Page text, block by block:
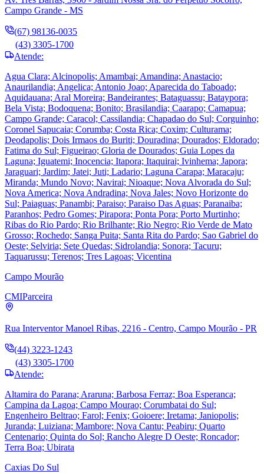
Campo Grande - MS
(67) 98136-0035
(43) 3305-1700
Atende:
Agua Clara; Alcinopolis; Amambai; Amandina; Anastacio;
Anaurilandia; Angelica; Antonio Joao; Aparecida do Taboado;
Aquidauana; Aral Moreira; Bandeirantes; Bataguassu; Bataypora;
Bela Vista; Bodoquena; Bonito; Brasilandia; Caarapo; Camapua;
Campo Grande; Caracol; Cassilandia; Chapadao do Sul; Corguinho;
Coronel Sapucaia; Corumba; Costa Rica; Coxim; Culturama;
Deodapolis; Dois Irmaos do Buriti; Douradina; Dourados; Eldorado;
Fatima do Sul; Figueirao; Gloria de Dourados; Guia Lopes da
Laguna; Iguatemi; Inocencia; Itapora; Itaquirai; Ivinhema; Japora;
Jaraguari; Jardim; Jatei; Juti; Ladario; Laguna Carapa; Maracaju;
Miranda; Mundo Novo; Navirai; Nioaque; Nova Alvorada do Sul;
Nova America; Nova Andradina; Nova Jales; Novo Horizonte do
Sul; Paiaguas; Panambi; Paraiso; Paraiso Das Aguas; Paranaiba;
Paranhos; Pedro Gomes; Pirapora; Ponta Pora; Porto Murtinho;
Ribas do Rio Pardo; Rio Brilhante; Rio Negro; Rio Verde de Mato
Grosso; Rochedo; Sanga Puita; Santa Rita do Pardo; Sao Gabriel do
Oeste; Selviria; Sete Quedas; Sidrolandia; Sonora; Tacuru;
Taquarussu; Terenos; Tres Lagoas; Vicentina
Campo Mourão
CMIParceira
Rua Interventor Manoel Ribas, 2216 - Centro, Campo Mourão - PR
(44) 3223-1243
(43) 3305-1700
Atende:
Altamira do Parana; Araruna; Barbosa Ferraz; Boa Esperanca;
Campina da Lagoa; Campo Mourao; Corumbatai do Sul;
Engenheiro Beltrao; Farol; Fenix; Goioere; Iretama; Janiopolis;
Juranda; Luiziana; Mambore; Nova Cantu; Peabiru; Quarto
Centenario; Quinta do Sol; Rancho Alegre D Oeste; Roncador;
Terra Boa; Ubirata
Caxias Do Sul